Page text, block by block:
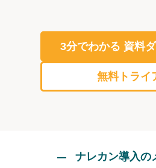
3分でわかる 資料
無料トライ
ナレカン導入の